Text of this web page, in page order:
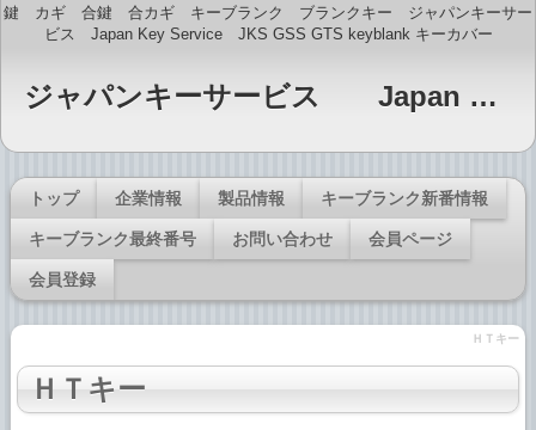
鍵 カギ 合鍵 合カギ キーブランク ブランクキー ジャパンキーサー
ビス Japan Key Service JKS GSS GTS keyblank キーカバー
ジャパンキーサービス Japan Key Service JKS GTS・GSS印 キーブランク販売
トップ 企業情報 製品情報 キーブランク新番情報
キーブランク最終番号 お問い合わせ 会員ページ
会員登録
ＨＴキー
ＨＴキー